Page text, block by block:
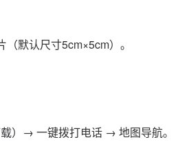
默认尺寸5cm×5cm）。
）→ 一键拨打电话 → 地图导航。